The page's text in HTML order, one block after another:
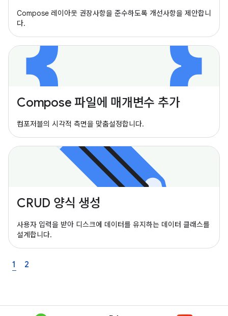
Compose 레이아웃 권장사항을 준수하도록 개선사항을 제안합니
다.
Compose 파일에 매개변수 추가
컴포저블의 시각적 측면을 맞춤설정합니다.
CRUD 양식 생성
사용자 입력을 받아 디스크에 데이터를 유지하는 데이터 클래스를
설계합니다.
1 2